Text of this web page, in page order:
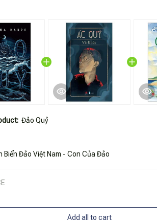
Đảo Quỷ
Biển Đảo Việt Nam - Con Của Đảo
Add all to cart